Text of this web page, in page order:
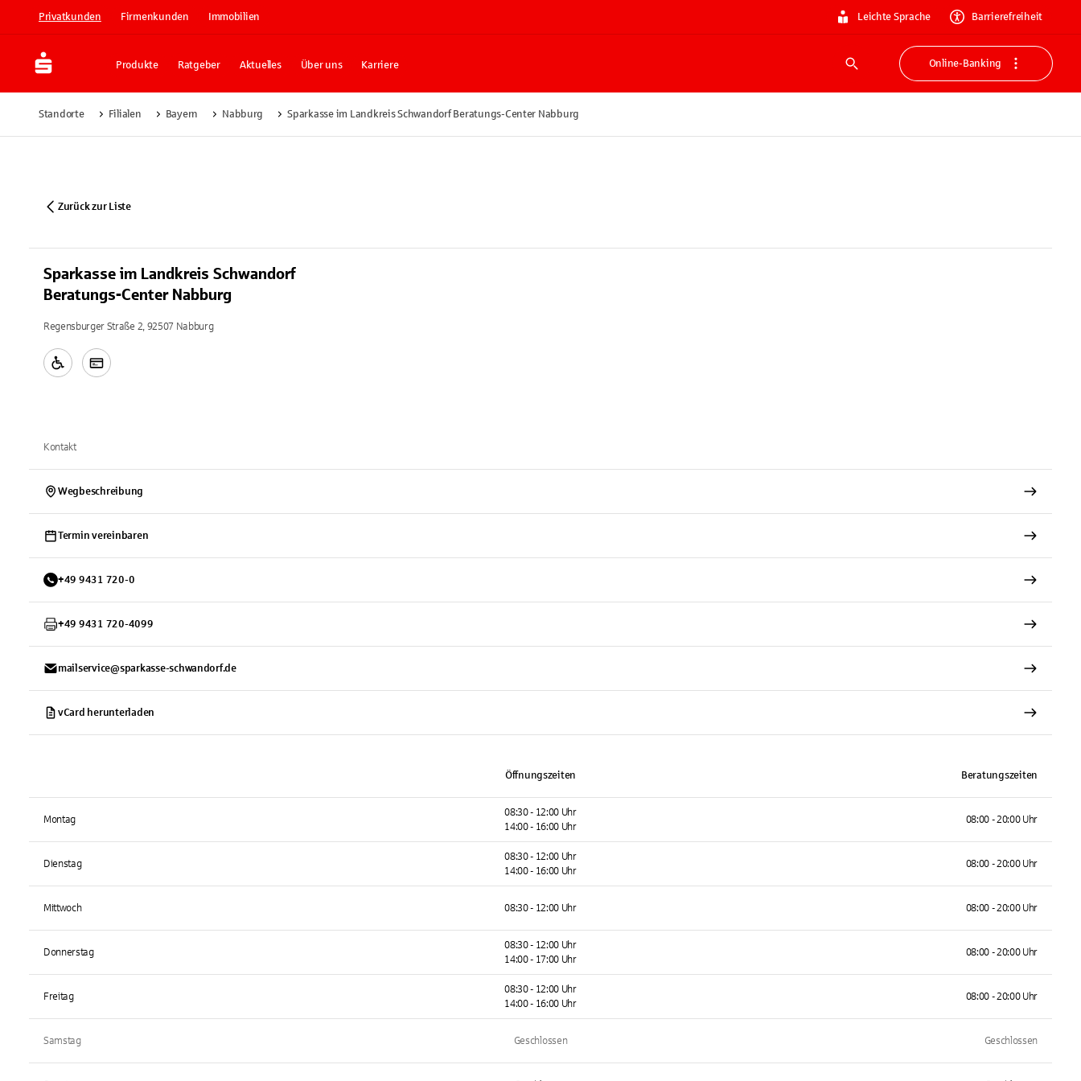
Privatkunden Firmenkunden Immobilien Leichte Sprache Barrierefreiheit
Produkte Ratgeber Aktuelles Über uns Karriere
Suche
Online-Banking
Standorte Filialen Bayern Nabburg Sparkasse im Landkreis Schwandorf Beratungs-Center Nabburg
Zurück zur Liste
Sparkasse im Landkreis Schwandorf
Beratungs-Center Nabburg
Regensburger Straße 2, 92507 Nabburg
Kontakt
Wegbeschreibung
Termin vereinbaren
+49 9431 720-0
+49 9431 720-4099
mailservice@sparkasse-schwandorf.de
vCard herunterladen
Öffnungszeiten Beratungszeiten
Montag
08:30 - 12:00 Uhr
14:00 - 16:00 Uhr
08:00 - 20:00 Uhr
Dienstag
08:30 - 12:00 Uhr
14:00 - 16:00 Uhr
08:00 - 20:00 Uhr
Mittwoch 08:30 - 12:00 Uhr 08:00 - 20:00 Uhr
Donnerstag
08:30 - 12:00 Uhr
14:00 - 17:00 Uhr
08:00 - 20:00 Uhr
Freitag
08:30 - 12:00 Uhr
14:00 - 16:00 Uhr
08:00 - 20:00 Uhr
Samstag Geschlossen Geschlossen